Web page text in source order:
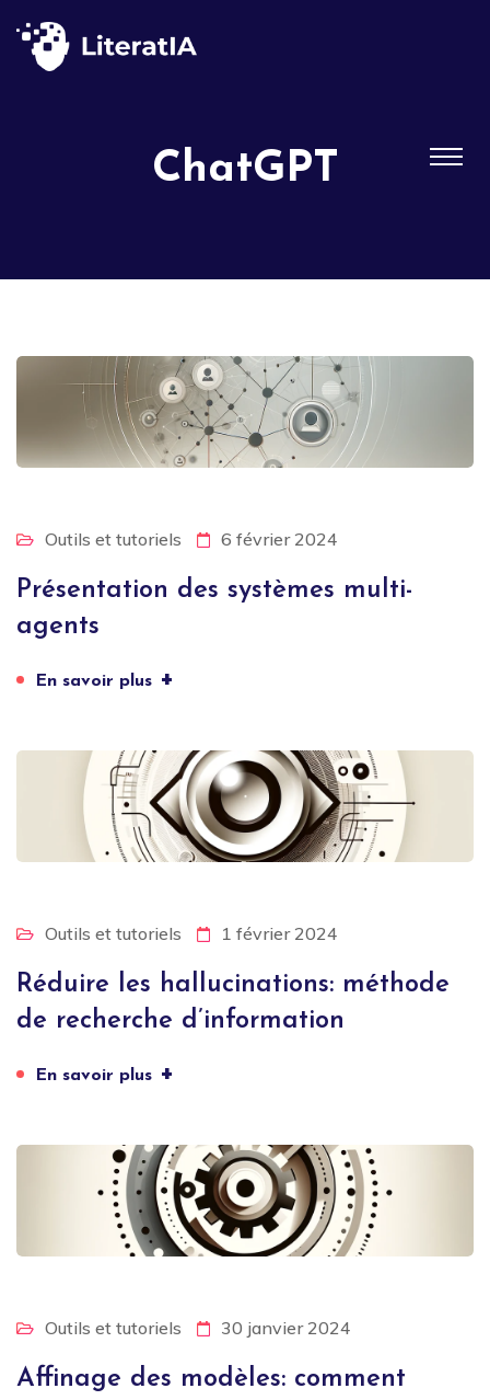
ChatGPT
Outils et tutoriels 6 février 2024
Présentation des systèmes multi-
agents
En savoir plus +
Outils et tutoriels 1 février 2024
Réduire les hallucinations: méthode
de recherche d’information
En savoir plus +
Outils et tutoriels 30 janvier 2024
Affinage des modèles: comment